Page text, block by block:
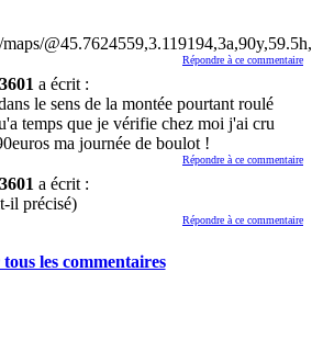
Répondre à ce commentaire
a écrit :
le sens de la montée pourtant roulé
temps que je vérifie chez moi j'ai cru
ma journée de boulot !
Répondre à ce commentaire
a écrit :
il précisé)
Répondre à ce commentaire
les commentaires